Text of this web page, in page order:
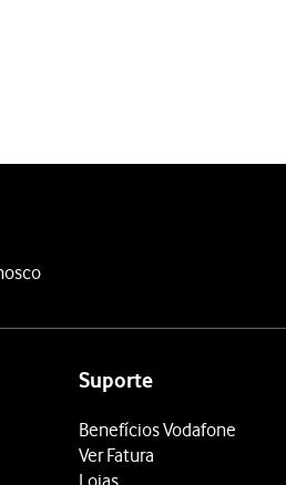
Suporte
Benefícios Vodafone
Ver Fatura
Lojas